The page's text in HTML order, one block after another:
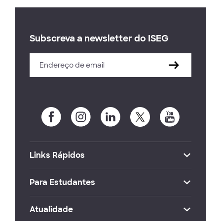
Subscreva a newsletter do ISEG
Links Rápidos
Para Estudantes
Atualidade